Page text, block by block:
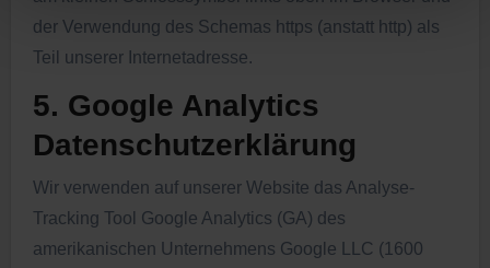
der Verwendung des Schemas https (anstatt http) als
Teil unserer Internetadresse.
5. Google Analytics
Datenschutzerklärung
Wir verwenden auf unserer Website das Analyse-
Tracking Tool Google Analytics (GA) des
amerikanischen Unternehmens Google LLC (1600